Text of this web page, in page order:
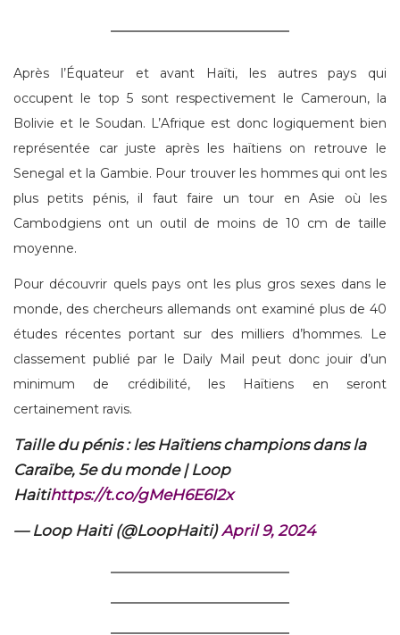
Après l’Équateur et avant Haïti, les autres pays qui
occupent le top 5 sont respectivement le Cameroun, la
Bolivie et le Soudan. L’Afrique est donc logiquement bien
représentée car juste après les haïtiens on retrouve le
Senegal et la Gambie. Pour trouver les hommes qui ont les
plus petits pénis, il faut faire un tour en Asie où les
Cambodgiens ont un outil de moins de 10 cm de taille
moyenne.
Pour découvrir quels pays ont les plus gros sexes dans le
monde, des chercheurs allemands ont examiné plus de 40
études récentes portant sur des milliers d’hommes. Le
classement publié par le Daily Mail peut donc jouir d’un
minimum de crédibilité, les Haïtiens en seront
certainement ravis.
Taille du pénis : les Haïtiens champions dans la
Caraïbe, 5e du monde | Loop
Haitihttps://t.co/gMeH6E6I2x
— Loop Haiti (@LoopHaiti)April 9, 2024